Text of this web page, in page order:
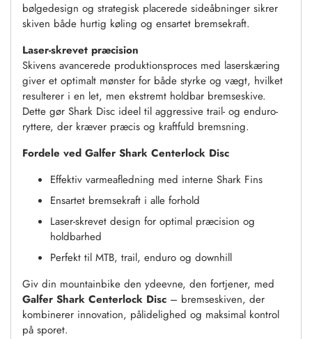
bølgedesign og strategisk placerede sideåbninger sikrer
skiven både hurtig køling og ensartet bremsekraft.
Laser-skrevet præcision
Skivens avancerede produktionsproces med laserskæring
giver et optimalt mønster for både styrke og vægt, hvilket
resulterer i en let, men ekstremt holdbar bremseskive.
Dette gør Shark Disc ideel til aggressive trail- og enduro-
ryttere, der kræver præcis og kraftfuld bremsning.
Fordele ved Galfer Shark Centerlock Disc
Effektiv varmeafledning med interne Shark Fins
Ensartet bremsekraft i alle forhold
Laser-skrevet design for optimal præcision og
holdbarhed
Perfekt til MTB, trail, enduro og downhill
Giv din mountainbike den ydeevne, den fortjener, med
Galfer Shark Centerlock Disc – bremseskiven, der
kombinerer innovation, pålidelighed og maksimal kontrol
på sporet.